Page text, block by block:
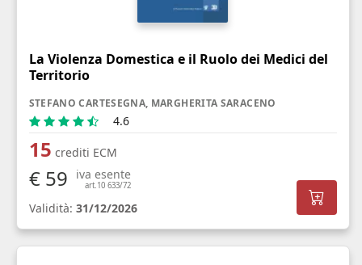
La Violenza Domestica e il Ruolo dei Medici del
Territorio
STEFANO CARTESEGNA, MARGHERITA SARACENO
4.6
15 crediti ECM
€ 59 iva esente
art.10 633/72
Validità: 31/12/2026